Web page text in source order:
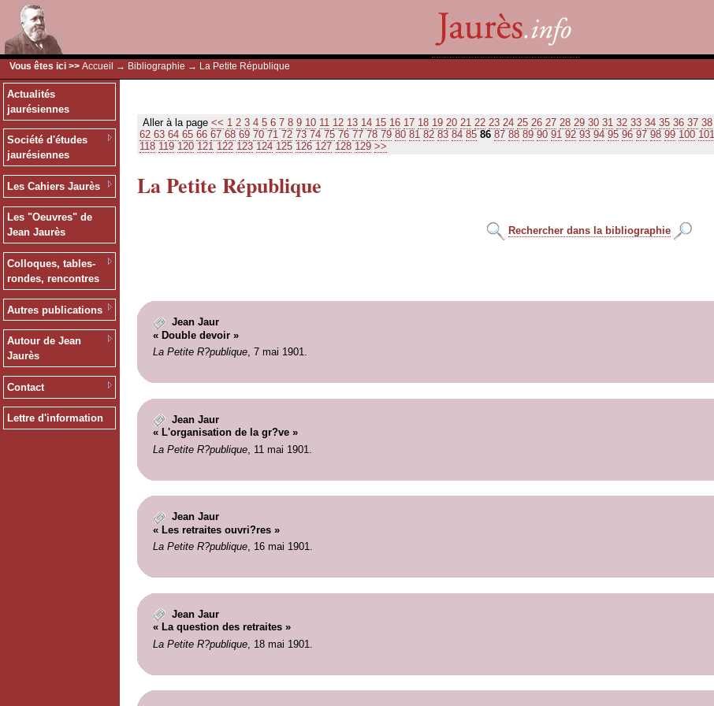
Vous êtes ici >> Accueil → Bibliographie → La Petite République
Actualités
jaurésiennes
Société d'études
jaurésiennes
Les Cahiers Jaurès
Les "Oeuvres" de
Jean Jaurès
Colloques, tables-
rondes, rencontres
Autres publications
Autour de Jean
Jaurès
Contact
Lettre d'information
Aller à la page << 1 2 3 4 5 6 7 8 9 10 11 12 13 14 15 16 17 18 19 20 21 22 23 24 25 26 27 28 29 30 31 32 33 34 35 36 37 38
62 63 64 65 66 67 68 69 70 71 72 73 74 75 76 77 78 79 80 81 82 83 84 85 86 87 88 89 90 91 92 93 94 95 96 97 98 99 100 101
118 119 120 121 122 123 124 125 126 127 128 129 >>
La Petite République
Rechercher dans la bibliographie
Jean Jaur
« Double devoir »
La Petite R?publique, 7 mai 1901.
Jean Jaur
« L'organisation de la gr?ve »
La Petite R?publique, 11 mai 1901.
Jean Jaur
« Les retraites ouvri?res »
La Petite R?publique, 16 mai 1901.
Jean Jaur
« La question des retraites »
La Petite R?publique, 18 mai 1901.